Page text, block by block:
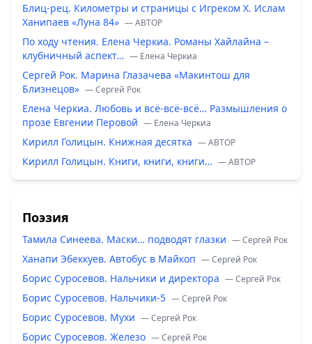
Блиц-рец. Километры и страницы с Игреком Х. Ислам
Ханипаев «Луна 84» — ABTOP
По ходу чтения. Елена Черкиа. Романы Хайлайна –
клубничный аспект… — Елена Черкиа
Сергей Рок. Марина Глазачева «Макинтош для
Близнецов» — Сергей Рок
Елена Черкиа. Любовь и всё-всё-всё… Размышления о
прозе Евгении Перовой — Елена Черкиа
Кирилл Голицын. Книжная десятка — ABTOP
Кирилл Голицын. Книги, книги, книги… — ABTOP
Поэзия
Тамила Синеева. Маски… подводят глазки — Сергей Рок
Ханапи Эбеккуев. Автобус в Майкоп — Сергей Рок
Борис Суросевов. Нальчики и директора — Сергей Рок
Борис Суросевов. Нальчики-5 — Сергей Рок
Борис Суросевов. Мухи — Сергей Рок
Борис Суросевов. Железо — Сергей Рок